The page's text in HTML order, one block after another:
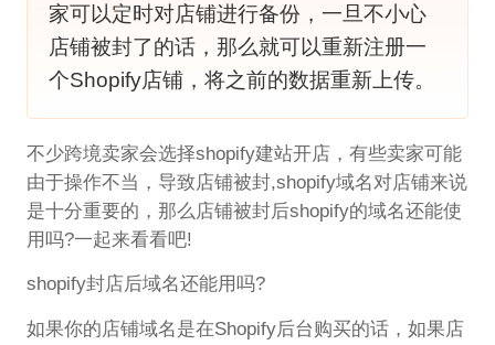
家可以定时对店铺进行备份，一旦不小心
店铺被封了的话，那么就可以重新注册一
个Shopify店铺，将之前的数据重新上传。
不少跨境卖家会选择shopify建站开店，有些卖家可能
由于操作不当，导致店铺被封,shopify域名对店铺来说
是十分重要的，那么店铺被封后shopify的域名还能使
用吗?一起来看看吧!
shopify封店后域名还能用吗?
如果你的店铺域名是在Shopify后台购买的话，如果店